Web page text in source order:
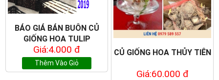
BÁO GIÁ BÁN BUÔN CỦ
GIỐNG HOA TULIP
Giá:4.000 đ
Thêm Vào Giỏ
CỦ GIỐNG HOA THỦY TIÊN
Giá:60.000 đ